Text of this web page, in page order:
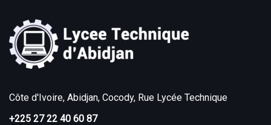
Côte d'Ivoire, Abidjan, Cocody, Rue Lycée Technique
+225 27 22 40 60 87